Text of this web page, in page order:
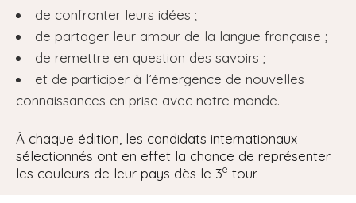
de confronter leurs idées ;
de partager leur amour de la langue française ;
de remettre en question des savoirs ;
et de participer à l’émergence de nouvelles
connaissances en prise avec notre monde.
À chaque édition, les candidats internationaux
sélectionnés ont en effet la chance de représenter
les couleurs de leur pays dès le 3e tour.